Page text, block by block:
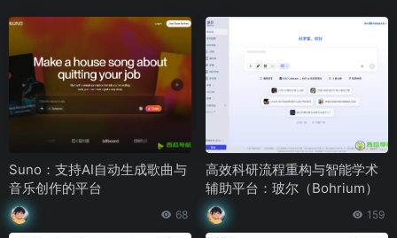
Suno：支持AI自动生成歌曲与
音乐创作的平台
68
高效科研流程重构与智能学术
辅助平台：玻尔（Bohrium）
159